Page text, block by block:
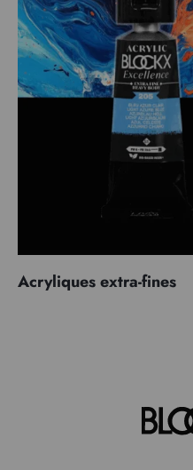
Acryliques extra-fines